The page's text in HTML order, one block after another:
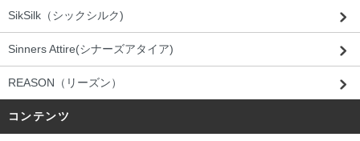
SikSilk（シックシルク)
Sinners Attire(シナーズアタイア)
REASON（リーズン）
コンテンツ